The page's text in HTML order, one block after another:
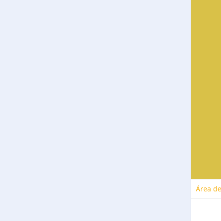
Área